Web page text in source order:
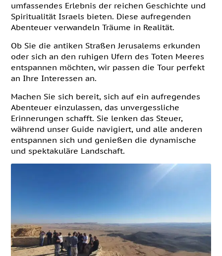
umfassendes Erlebnis der reichen Geschichte und
Spiritualität Israels bieten. Diese aufregenden
Abenteuer verwandeln Träume in Realität.
Ob Sie die antiken Straßen Jerusalems erkunden
oder sich an den ruhigen Ufern des Toten Meeres
entspannen möchten, wir passen die Tour perfekt
an Ihre Interessen an.
Machen Sie sich bereit, sich auf ein aufregendes
Abenteuer einzulassen, das unvergessliche
Erinnerungen schafft. Sie lenken das Steuer,
während unser Guide navigiert, und alle anderen
entspannen sich und genießen die dynamische
und spektakuläre Landschaft.